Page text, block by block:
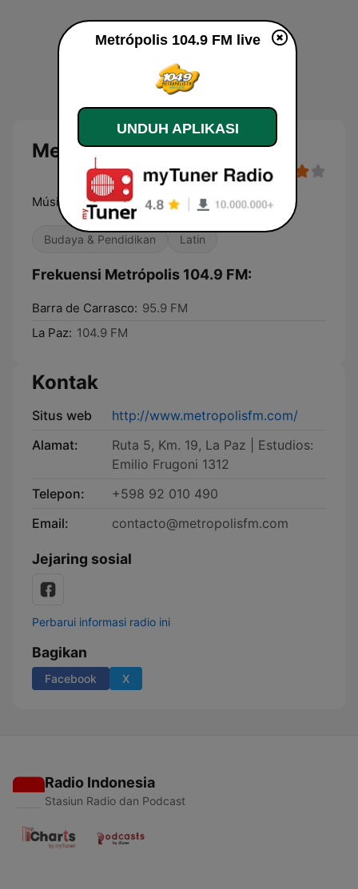
Metrópolis 104.9 FM
Música y compañía las 24 horas
Budaya & Pendidikan Latin
Frekuensi Metrópolis 104.9 FM:
Barra de Carrasco: 95.9 FM
La Paz: 104.9 FM
Kontak
Situs web
http://www.metropolisfm.com/
Alamat:
Ruta 5, Km. 19, La Paz | Estudios:
Emilio Frugoni 1312
Telepon:
+598 92 010 490
Email:
contacto@metropolisfm.com
Jejaring sosial
Perbarui informasi radio ini
Bagikan
Facebook X
Radio Indonesia
Stasiun Radio dan Podcast
Metrópolis 104.9 FM live
UNDUH APLIKASI